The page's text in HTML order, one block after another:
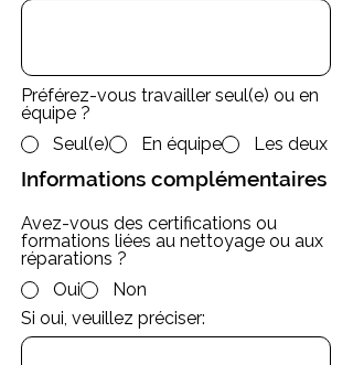
Préférez-vous travailler seul(e) ou en
équipe ?
Seul(e)
En équipe Les deux
Informations complémentaires
Avez-vous des certifications ou
formations liées au nettoyage ou aux
réparations ?
Oui
Non
Si oui, veuillez préciser: